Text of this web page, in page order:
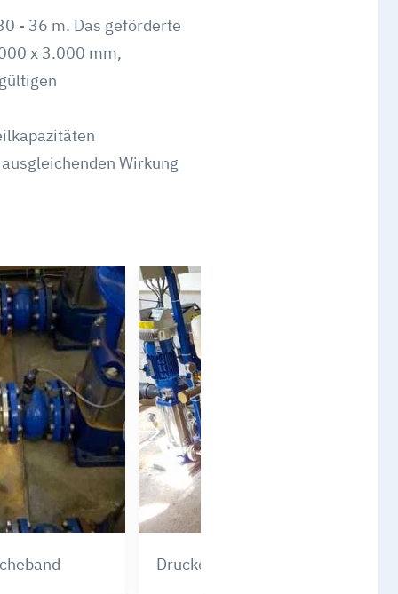
- 36 m. Das geförderte
x 3.000 mm,
Wirkung
Druckerhöhungsanlage